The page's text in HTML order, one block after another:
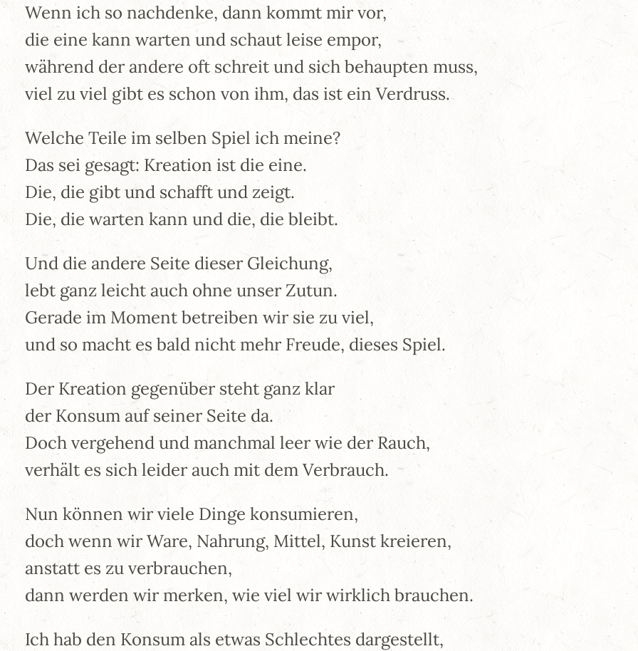
Wenn ich so nachdenke, dann kommt mir vor,
die eine kann warten und schaut leise empor,
während der andere oft schreit und sich behaupten muss,
viel zu viel gibt es schon von ihm, das ist ein Verdruss.
Welche Teile im selben Spiel ich meine?
Das sei gesagt: Kreation ist die eine.
Die, die gibt und schafft und zeigt.
Die, die warten kann und die, die bleibt.
Und die andere Seite dieser Gleichung,
lebt ganz leicht auch ohne unser Zutun.
Gerade im Moment betreiben wir sie zu viel,
und so macht es bald nicht mehr Freude, dieses Spiel.
Der Kreation gegenüber steht ganz klar
der Konsum auf seiner Seite da.
Doch vergehend und manchmal leer wie der Rauch,
verhält es sich leider auch mit dem Verbrauch.
Nun können wir viele Dinge konsumieren,
doch wenn wir Ware, Nahrung, Mittel, Kunst kreieren,
anstatt es zu verbrauchen,
dann werden wir merken, wie viel wir wirklich brauchen.
Ich hab den Konsum als etwas Schlechtes dargestellt,